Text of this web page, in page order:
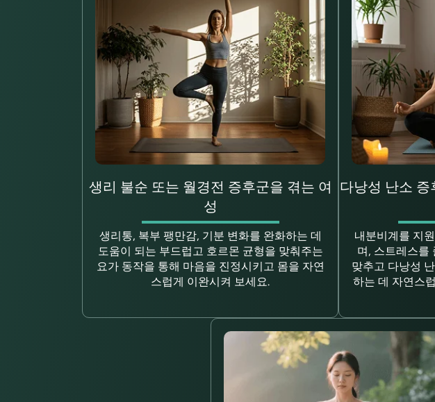
생리 불순 또는 월경전 증후군을 겪는 여
성
생리통, 복부 팽만감, 기분 변화를 완화하는 데
도움이 되는 부드럽고 호르몬 균형을 맞춰주는
요가 동작을 통해 마음을 진정시키고 몸을 자연
스럽게 이완시켜 보세요.
다낭성 난소 증
내분비계를 지
며, 스트레스를
맞추고 다낭성
하는 데 자연스